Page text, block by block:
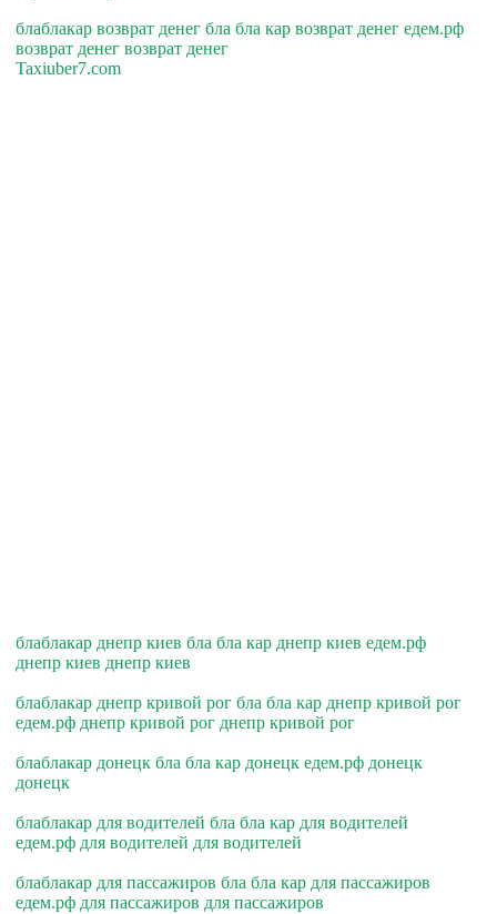
блаблакар возврат денег бла бла кар возврат денег едем.рф
возврат денег возврат денег
Taxiuber7.com
блаблакар днепр киев бла бла кар днепр киев едем.рф
днепр киев днепр киев
блаблакар днепр кривой рог бла бла кар днепр кривой рог
едем.рф днепр кривой рог днепр кривой рог
блаблакар донецк бла бла кар донецк едем.рф донецк
донецк
блаблакар для водителей бла бла кар для водителей
едем.рф для водителей для водителей
блаблакар для пассажиров бла бла кар для пассажиров
едем.рф для пассажиров для пассажиров